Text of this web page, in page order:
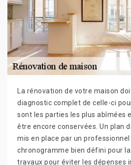
La rénovation de votre maison
diagnostic complet de celle-ci
sont les parties les plus abîmées
être encore conservées. Un plan
mis en place par un
chronogramme bien défini pour
travaux pour éviter les dépenses